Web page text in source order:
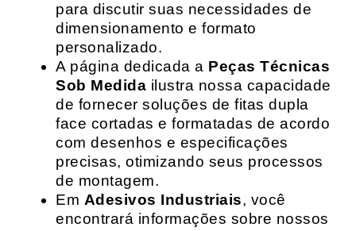
para discutir suas necessidades de
dimensionamento e formato
personalizado.
A página dedicada a Peças Técnicas
Sob Medida ilustra nossa capacidade
de fornecer soluções de fitas dupla
face cortadas e formatadas de acordo
com desenhos e especificações
precisas, otimizando seus processos
de montagem.
Em Adesivos Industriais, você
encontrará informações sobre nossos